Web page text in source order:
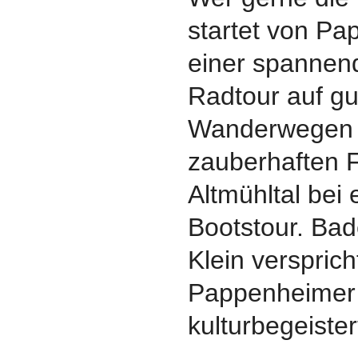
startet von
einer
Radtour auf
zauberhaften
Altmühltal bei
Bootstour.
Klein